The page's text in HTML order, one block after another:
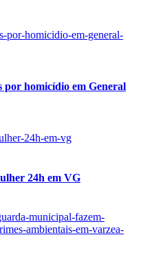
por homicídio em General
24h em VG